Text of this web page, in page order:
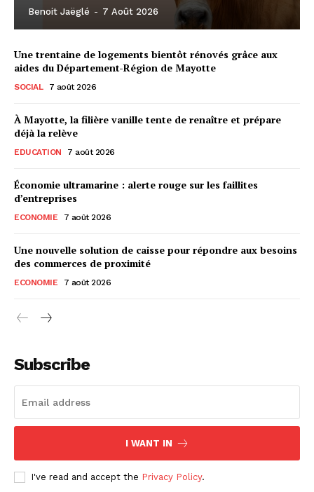
Benoit Jaëglé - 7 Août 2026
Une trentaine de logements bientôt rénovés grâce aux
aides du Département-Région de Mayotte
SOCIAL 7 août 2026
À Mayotte, la filière vanille tente de renaître et prépare
déjà la relève
EDUCATION 7 août 2026
Économie ultramarine : alerte rouge sur les faillites
d’entreprises
ECONOMIE 7 août 2026
Une nouvelle solution de caisse pour répondre aux besoins
des commerces de proximité
ECONOMIE 7 août 2026
Subscribe
I WANT IN
I've read and accept the Privacy Policy.